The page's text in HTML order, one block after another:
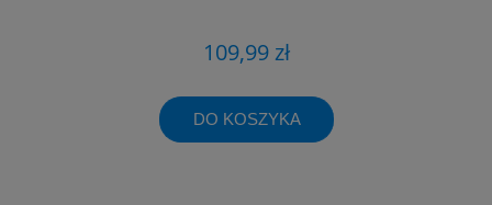
109,99 zł
DO KOSZYKA